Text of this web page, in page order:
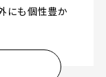
にも個性豊か